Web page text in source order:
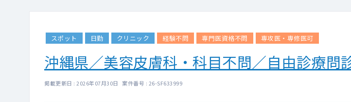
スポット 日勤 クリニック 経験不問 専門医資格不問 専攻医・専修医可
沖縄県／美容皮膚科・科目不問／自由診療問
掲載更新日 : 2026年07月30日 案件番号 : 26-SF633999